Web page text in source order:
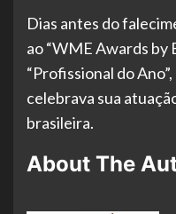
Dias antes do
ao “WME Awards by
“Profissional do
celebrava sua
brasileira.
About The